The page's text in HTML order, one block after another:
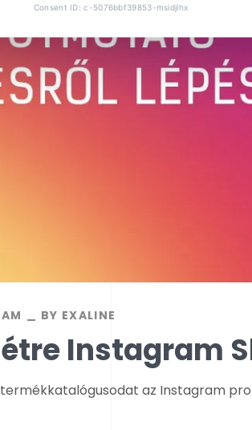
BY EXALINE
Instagram
az Instagram
Consent ID: c-5076bbf39853-msidjlhx